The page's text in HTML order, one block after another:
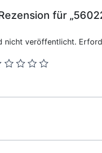
für
nicht veröffentlicht.